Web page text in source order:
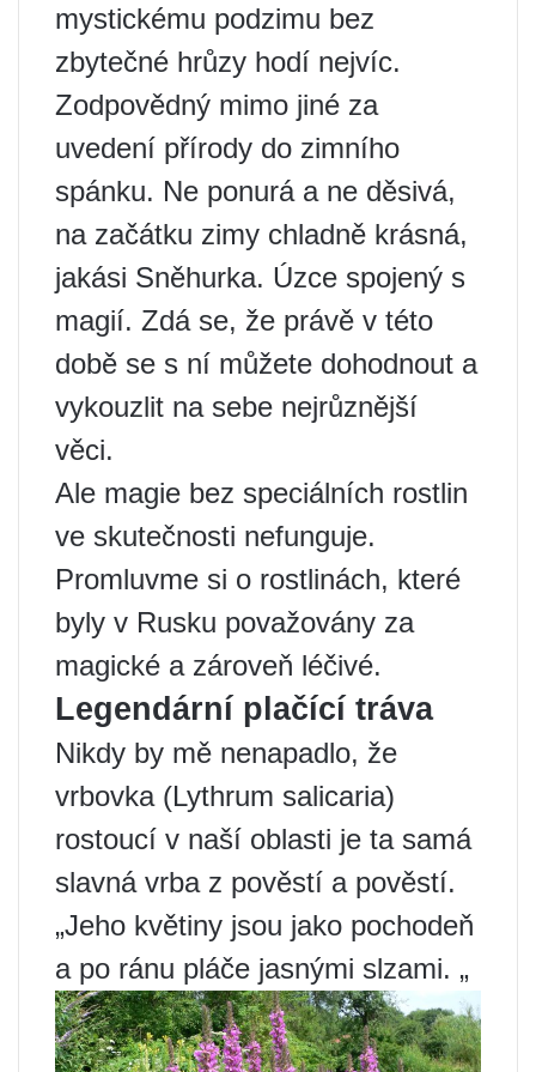
mystickému podzimu bez
zbytečné hrůzy hodí nejvíc.
Zodpovědný mimo jiné za
uvedení přírody do zimního
spánku. Ne ponurá a ne děsivá,
na začátku zimy chladně krásná,
jakási Sněhurka. Úzce spojený s
magií. Zdá se, že právě v této
době se s ní můžete dohodnout a
vykouzlit na sebe nejrůznější
věci.
Ale magie bez speciálních rostlin
ve skutečnosti nefunguje.
Promluvme si o rostlinách, které
byly v Rusku považovány za
magické a zároveň léčivé.
Legendární plačící tráva
Nikdy by mě nenapadlo, že
vrbovka (Lythrum salicaria)
rostoucí v naší oblasti je ta samá
slavná vrba z pověstí a pověstí.
„Jeho květiny jsou jako pochodeň
a po ránu pláče jasnými slzami. „